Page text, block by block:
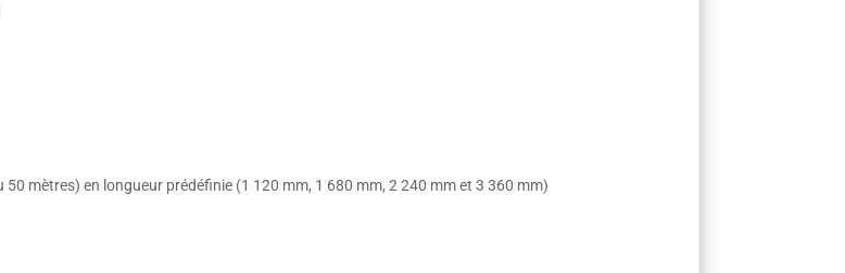
mètres) en longueur prédéfinie (1 120 mm, 1 680 mm, 2 240 mm et 3 360 mm)